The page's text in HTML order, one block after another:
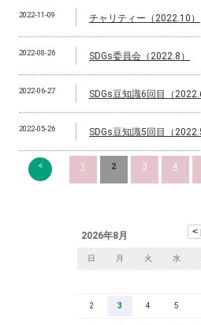
2022-11-09 チャリティー（2022.10）
2022-08-26 SDGs委員会（2022.8）
2022-06-27 SDGs豆知識6回目（
2022-05-26 SDGs豆知識5回目（
< 1 2 3 4
2026年8月
日 月 火 水
2 3 4 5